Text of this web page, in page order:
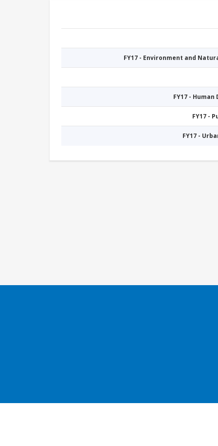
FY17 - Environment and
FY17 -
FY17 -
FY17 -